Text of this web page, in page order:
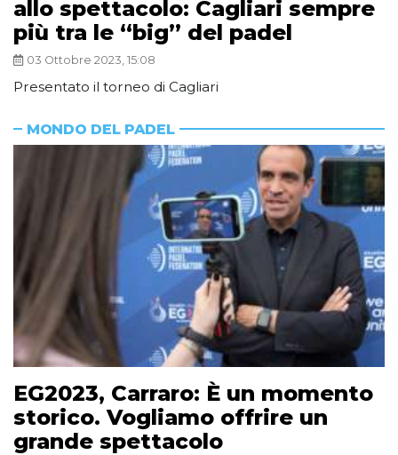
allo spettacolo: Cagliari sempre
più tra le “big” del padel
03 Ottobre 2023, 15:08
Presentato il torneo di Cagliari
MONDO DEL PADEL
EG2023, Carraro: È un momento
storico. Vogliamo offrire un
grande spettacolo